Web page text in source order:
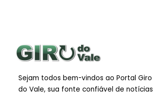
Sejam todos bem-vindos ao Portal Giro
do Vale, sua fonte confiável de notícias